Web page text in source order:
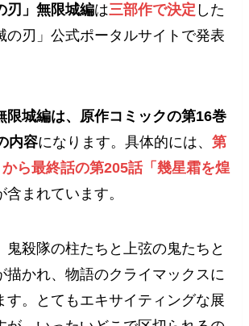
刃」無限城編は三部作で決定 した
の刃」公式ポータルサイトで発表
限城編は、原作コミックの第16巻
内容になります。具体的には、第
ら最終話の第205話「幾星霜を煌
含まれています。
鬼殺隊の柱たちと上弦の鬼たちと
描かれ、物語のクライマックスに
す。とてもエキサイティングな展